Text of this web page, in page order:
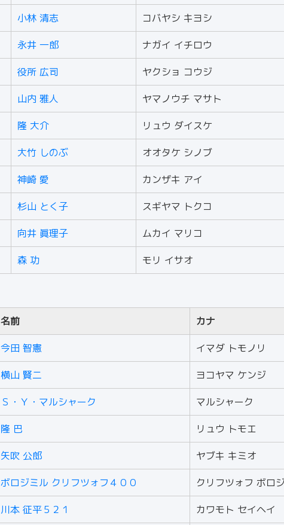
小林 清志 コバヤシ キヨシ
永井 一郎 ナガイ イチロウ
役所 広司 ヤクショ コウジ
山内 雅人 ヤマノウチ マサト
隆 大介 リュウ ダイスケ
大竹 しのぶ オオタケ シノブ
神崎 愛 カンザキ アイ
杉山 とく子 スギヤマ トクコ
向井 眞理子 ムカイ マリコ
森 功 モリ イサオ
名前 カナ
今田 智憲 イマダ トモノリ
横山 賢二 ヨコヤマ ケンジ
Ｓ・Ｙ・マルシャーク マルシャーク
隆 巴 リュウ トモエ
矢吹 公郎 ヤブキ キミオ
ボロジミル クリフツォフ４００ クリフツォフ ボロ
川本 征平５２１ カワモト セイヘイ